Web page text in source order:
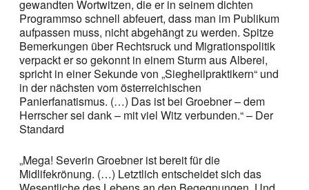
gewandten Wortwitzen, die er in seinem dichten
Programmso schnell abfeuert, dass man im Publikum
aufpassen muss, nicht abgehängt zu werden. Spitze
Bemerkungen über Rechtsruck und Migrationspolitik
verpackt er so gekonnt in einem Sturm aus Alberei,
spricht in einer Sekunde von „Siegheilpraktikern“ und
in der nächsten vom österreichischen
Panierfanatismus. (…) Das ist bei Groebner – dem
Herrscher sei dank – mit viel Witz verbunden.“ – Der
Standard
„Mega! Severin Groebner ist bereit für die
Midlifekrönung. (…) Letztlich entscheidet sich das